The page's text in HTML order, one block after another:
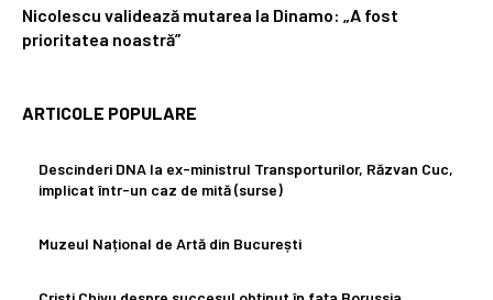
Nicolescu validează mutarea la Dinamo: „A fost
prioritatea noastră”
ARTICOLE POPULARE
Descinderi DNA la ex-ministrul Transporturilor, Răzvan Cuc,
implicat într-un caz de mită (surse)
Muzeul Național de Artă din București